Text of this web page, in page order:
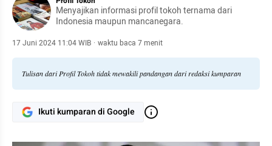
Menyajikan informasi profil tokoh ternama dari
Indonesia maupun mancanegara.
17 Juni 2024 11:04 WIB · waktu baca 7 menit
Tulisan dari Profil Tokoh tidak mewakili pandangan dari redaksi kumparan
Ikuti kumparan di Google